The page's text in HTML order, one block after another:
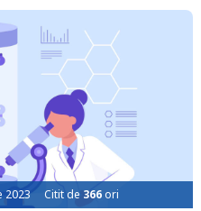
2023 Citit de 366 ori